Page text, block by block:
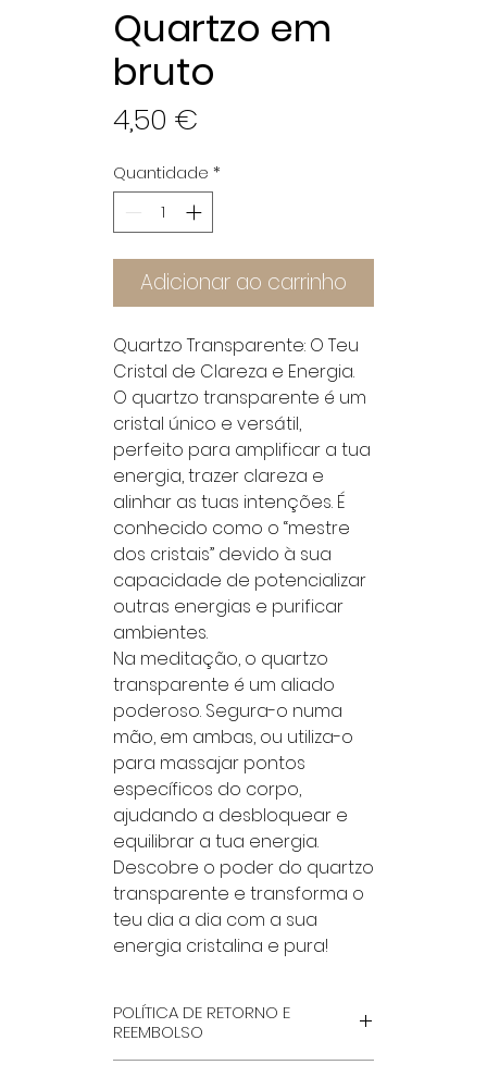
Quartzo em
bruto
4,50 €
Quantidade *
Adicionar ao carrinho
Quartzo Transparente: O Teu
Cristal de Clareza e Energia.
O quartzo transparente é um
cristal único e versátil,
perfeito para amplificar a tua
energia, trazer clareza e
alinhar as tuas intenções. É
conhecido como o “mestre
dos cristais” devido à sua
capacidade de potencializar
outras energias e purificar
ambientes.
Na meditação, o quartzo
transparente é um aliado
poderoso. Segura-o numa
mão, em ambas, ou utiliza-o
para massajar pontos
específicos do corpo,
ajudando a desbloquear e
equilibrar a tua energia.
Descobre o poder do quartzo
transparente e transforma o
teu dia a dia com a sua
energia cristalina e pura!
POLÍTICA DE RETORNO E
REEMBOLSO